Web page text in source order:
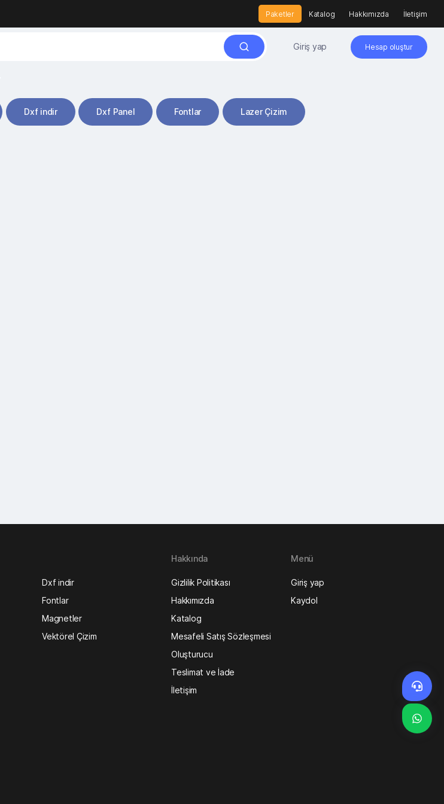
Paketler Katalog Hakkımızda İletişim
Giriş yap Hesap oluştur
Dxf indir Dxf Panel Fontlar Lazer Çizim
Dxf indir
Fontlar
Magnetler
Vektörel Çizim
Hakkında
Gizlilik Politikası
Hakkımızda
Katalog
Mesafeli Satış Sözleşmesi
Oluşturucu
Teslimat ve İade
İletişim
Menü
Giriş yap
Kaydol